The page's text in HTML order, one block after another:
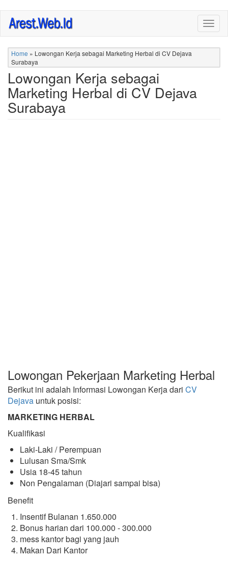
Skip
main
content
Home » Lowongan Kerja sebagai Marketing Herbal di CV Dejava
Surabaya
Lowongan Kerja sebagai
Marketing Herbal di CV Dejava
Surabaya
Lowongan Pekerjaan Marketing Herbal
Berikut ini adalah Informasi Lowongan Kerja dari CV
Dejava untuk posisi:
MARKETING HERBAL
Kualifikasi
Laki-Laki / Perempuan
Lulusan Sma/Smk
Usia 18-45 tahun
Non Pengalaman (Diajari sampai bisa)
Benefit
Insentif Bulanan 1.650.000
Bonus harian dari 100.000 - 300.000
mess kantor bagi yang jauh
Makan Dari Kantor